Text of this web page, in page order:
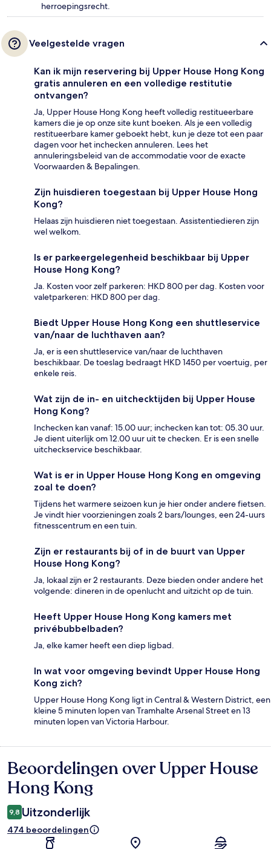
herroepingsrecht.
Veelgestelde vragen
Kan ik mijn reservering bij Upper House Hong Kong
gratis annuleren en een volledige restitutie
ontvangen?
Ja, Upper House Hong Kong heeft volledig restitueerbare
kamers die je op onze site kunt boeken. Als je een volledig
restitueerbare kamer geboekt hebt, kun je deze tot een paar
dagen voor het inchecken annuleren. Lees het
annuleringsbeleid van de accommodatie voor de exacte
Voorwaarden & Bepalingen.
Zijn huisdieren toegestaan bij Upper House Hong
Kong?
Helaas zijn huisdieren niet toegestaan. Assistentiedieren zijn
wel welkom.
Is er parkeergelegenheid beschikbaar bij Upper
House Hong Kong?
Ja. Kosten voor zelf parkeren: HKD 800 per dag. Kosten voor
valetparkeren: HKD 800 per dag.
Biedt Upper House Hong Kong een shuttleservice
van/naar de luchthaven aan?
Ja, er is een shuttleservice van/naar de luchthaven
beschikbaar. De toeslag bedraagt HKD 1450 per voertuig, per
enkele reis.
Wat zijn de in- en uitchecktijden bij Upper House
Hong Kong?
Inchecken kan vanaf: 15.00 uur; inchecken kan tot: 05.30 uur.
Je dient uiterlijk om 12.00 uur uit te checken. Er is een snelle
uitcheckservice beschikbaar.
Wat is er in Upper House Hong Kong en omgeving
zoal te doen?
Tijdens het warmere seizoen kun je hier onder andere fietsen.
Je vindt hier voorzieningen zoals 2 bars/lounges, een 24-uurs
fitnesscentrum en een tuin.
Zijn er restaurants bij of in de buurt van Upper
House Hong Kong?
Ja, lokaal zijn er 2 restaurants. Deze bieden onder andere het
volgende: dineren in de openlucht and uitzicht op de tuin.
Heeft Upper House Hong Kong kamers met
privébubbelbaden?
Ja, elke kamer heeft een diep ligbad.
In wat voor omgeving bevindt Upper House Hong
Kong zich?
Upper House Hong Kong ligt in Central & Western District, een
kleine 5 minuten lopen van Tramhalte Arsenal Street en 13
minuten lopen van Victoria Harbour.
Beoordelingen
Beoordelingen over Upper House
Hong Kong
9,8 Uitzonderlijk
474 beoordelingen